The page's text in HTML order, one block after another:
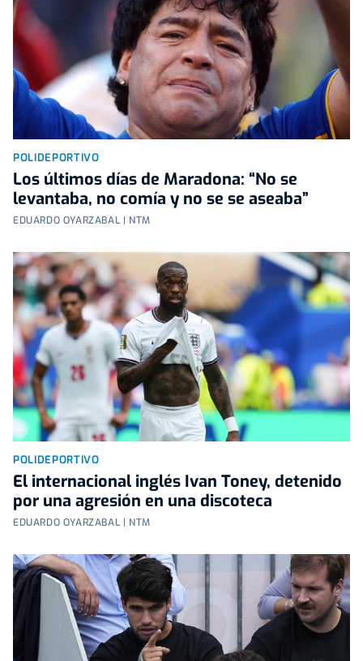
POLIDEPORTIVO
Los últimos días de Maradona: “No se
levantaba, no comía y no se se aseaba”
EDUARDO OYARZABAL | NTM
POLIDEPORTIVO
El internacional inglés Ivan Toney, detenido
por una agresión en una discoteca
EDUARDO OYARZABAL | NTM